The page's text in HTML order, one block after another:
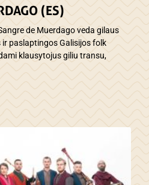
(ES)
de Muerdago veda gilaus
paslaptingos Galisijos folk
klausytojus giliu transu,